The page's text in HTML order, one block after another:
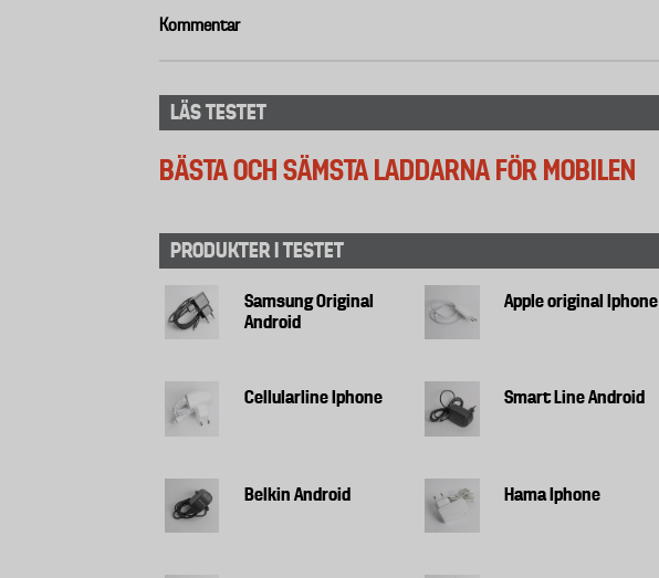
Kommentar
LÄS TESTET
BÄSTA OCH SÄMSTA LADDARNA FÖR MOBILEN
PRODUKTER I TESTET
Samsung Original
Android
Apple original Iphone
Cellularline Iphone Smart Line Android
Belkin Android Hama Iphone